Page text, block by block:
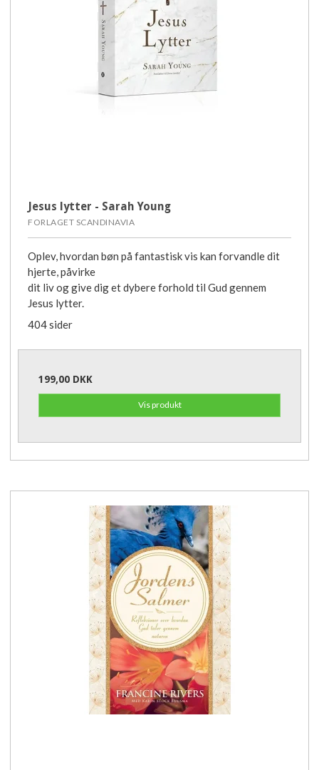
Jesus lytter - Sarah Young
FORLAGET SCANDINAVIA
Oplev, hvordan bøn på fantastisk vis kan forvandle dit
hjerte, påvirke
dit liv og give dig et dybere forhold til Gud gennem
Jesus lytter.
404 sider
199,00 DKK
Vis produkt